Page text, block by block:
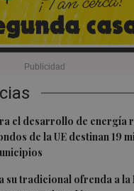
el desarrollo de energía
de la UE destinan 19
su tradicional ofrenda a la